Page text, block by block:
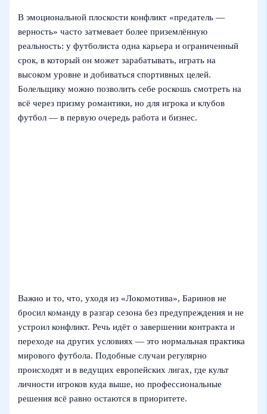
В эмоциональной плоскости конфликт «предатель —
верность» часто затмевает более приземлённую
реальность: у футболиста одна карьера и ограниченный
срок, в который он может зарабатывать, играть на
высоком уровне и добиваться спортивных целей.
Болельщику можно позволить себе роскошь смотреть на
всё через призму романтики, но для игрока и клубов
футбол — в первую очередь работа и бизнес.
Важно и то, что, уходя из «Локомотива», Баринов не
бросил команду в разгар сезона без предупреждения и не
устроил конфликт. Речь идёт о завершении контракта и
переходе на других условиях — это нормальная практика
мирового футбола. Подобные случаи регулярно
происходят и в ведущих европейских лигах, где культ
личности игроков куда выше, но профессиональные
решения всё равно остаются в приоритете.